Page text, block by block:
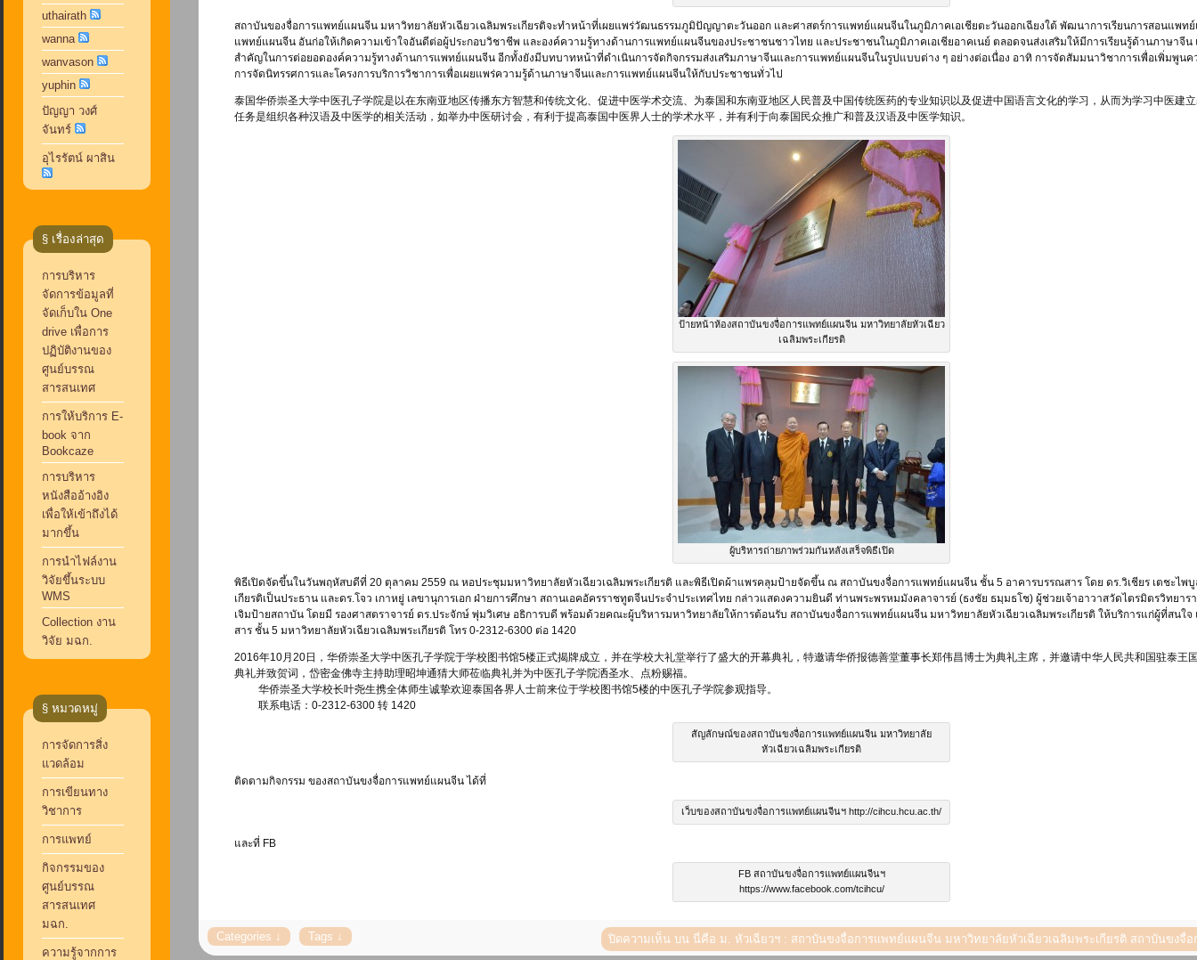
uthairath
wanna
wanvason
yuphin
ปัญญา วงศ์
จันทร์
อุไรรัตน์ ผาสิน
§ เรื่องล่าสุด
การบริหาร
จัดการข้อมูลที่
จัดเก็บใน One
drive เพื่อการ
ปฏิบัติงานของ
ศูนย์บรรณ
สารสนเทศ
การให้บริการ E-
book จาก
Bookcaze
การบริหาร
หนังสืออ้างอิง
เพื่อให้เข้าถึงได้
มากขึ้น
การนำไฟล์งาน
วิจัยขึ้นระบบ
WMS
Collection งาน
วิจัย มฉก.
§ หมวดหมู่
การจัดการสิ่ง
แวดล้อม
การเขียนทาง
วิชาการ
การแพทย์
กิจกรรมของ
ศูนย์บรรณ
สารสนเทศ
มฉก.
ความรู้จากการ
สถาบันของจื่อการแพทย์แผนจีน มหาวิทยาลัยหัวเฉียวเฉลิมพระเกียรติจะทำหน้าที่เผยแพร่วัฒนธรรมภูมิปัญญาตะวันออก และศาสตร์การแพทย์แผนจีนในภูมิภาคเอเชียตะวันออกเฉียงใต้ พัฒนาการเรียนการสอนแพทย์
แพทย์แผนจีน อันก่อให้เกิดความเข้าใจอันดีต่อผู้ประกอบวิชาชีพ และองค์ความรู้ทางด้านการแพทย์แผนจีนของประชาชนชาวไทย และประชาชนในภูมิภาคเอเชียอาคเนย์ ตลอดจนส่งเสริมให้มีการเรียนรู้ด้านภาษาจี
สำคัญในการต่อยอดองค์ความรู้ทางด้านการแพทย์แผนจีน อีกทั้งยังมีบทบาทหน้าที่ดำเนินการจัดกิจกรรมส่งเสริมภาษาจีนและการแพทย์แผนจีนในรูปแบบต่าง ๆ อย่างต่อเนื่อง อาทิ การจัดสัมมนาวิชาการเพื่อเพิ่มพูน
การจัดนิทรรศการและโครงการบริการวิชาการเพื่อเผยแพร่ความรู้ด้านภาษาจีนและการแพทย์แผนจีนให้กับประชาชนทั่วไป
泰国华侨崇圣大学中医孔子学院是以在东南亚地区传播东方智慧和传统文化、促进中医学术交流、为泰国和东南亚地区人民普及中国传统医药的专业知识以及促进中国语言文化的学习，从而为学习中医建
任务是组织各种汉语及中医学的相关活动，如举办中医研讨会，有利于提高泰国中医界人士的学术水平，并有利于向泰国民众推广和普及汉语及中医学知识。
ป้ายหน้าห้องสถาบันขงจื่อการแพทย์แผนจีน มหาวิทยาลัยหัวเฉียว
เฉลิมพระเกียรติ
ผู้บริหารถ่ายภาพร่วมกันหลังเสร็จพิธีเปิด
พิธีเปิดจัดขึ้นในวันพฤหัสบดีที่ 20 ตุลาคม 2559 ณ หอประชุมมหาวิทยาลัยหัวเฉียวเฉลิมพระเกียรติ และพิธีเปิดผ้าแพรคลุมป้ายจัดขึ้น ณ สถาบันขงจื่อการแพทย์แผนจีน ชั้น 5 อาคารบรรณสาร โดย ดร.วิเชียร เตชะไพบู
เกียรติเป็นประธาน และดร.โจว เกาหยู่ เลขานุการเอก ฝ่ายการศึกษา สถานเอคอัครราชทูตจีนประจำประเทศไทย กล่าวแสดงความยินดี ท่านพระพรหมมังคลาจารย์ (ธงชัย ธมฺมธโช) ผู้ช่วยเจ้าอาวาสวัดไตรมิตรวิทยา
เจิมป้ายสถาบัน โดยมี รองศาสตราจารย์ ดร.ประจักษ์ พุ่มวิเศษ อธิการบดี พร้อมด้วยคณะผู้บริหารมหาวิทยาลัยให้การต้อนรับ สถาบันขงจื่อการแพทย์แผนจีน มหาวิทยาลัยหัวเฉียวเฉลิมพระเกียรติ ให้บริการแก่ผู้ที่สนใ
สาร ชั้น 5 มหาวิทยาลัยหัวเฉียวเฉลิมพระเกียรติ โทร 0-2312-6300 ต่อ 1420
2016年10月20日，华侨崇圣大学中医孔子学院于学校图书馆5楼正式揭牌成立，并在学校大礼堂举行了盛大的开幕典礼，特邀请华侨报德善堂董事长郑伟昌博士为典礼主席，并邀请中华人民共和国驻泰王
典礼并致贺词，岱密金佛寺主持助理昭坤通猜大师莅临典礼并为中医孔子学院洒圣水、点粉赐福。
华侨崇圣大学校长叶尧生携全体师生诚挚欢迎泰国各界人士前来位于学校图书馆5楼的中医孔子学院参观指导。
联系电话：0-2312-6300 转 1420
สัญลักษณ์ของสถาบันขงจื่อการแพทย์แผนจีน มหาวิทยาลัย
หัวเฉียวเฉลิมพระเกียรติ
ติดตามกิจกรรม ของสถาบันขงจื่อการแพทย์แผนจีน ได้ที่
เว็บของสถาบันขงจื่อการแพทย์แผนจีนฯ http://cihcu.hcu.ac.th/
และที่ FB
FB สถาบันขงจื่อการแพทย์แผนจีนฯ
https://www.facebook.com/tcihcu/
ปิดความเห็น บน นี่คือ ม. หัวเฉียวฯ : สถาบันขงจื่อการแพทย์แผนจีน มหาวิทยาลัยหัวเฉียวเฉลิมพระเกียรติ สถาบันขงจื่